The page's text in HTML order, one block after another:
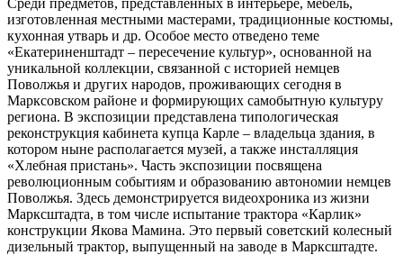
Среди предметов, представленных в интерьере, мебель,
изготовленная местными мастерами, традиционные костюмы,
кухонная утварь и др. Особое место отведено теме
«Екатериненштадт – пересечение культур», основанной на
уникальной коллекции, связанной с историей немцев
Поволжья и других народов, проживающих сегодня в
Марксовском районе и формирующих самобытную культуру
региона. В экспозиции представлена типологическая
реконструкция кабинета купца Карле – владельца здания, в
котором ныне располагается музей, а также инсталляция
«Хлебная пристань». Часть экспозиции посвящена
революционным событиям и образованию автономии немцев
Поволжья. Здесь демонстрируется видеохроника из жизни
Марксштадта, в том числе испытание трактора «Карлик»
конструкции Якова Мамина. Это первый советский колесный
дизельный трактор, выпущенный на заводе в Марксштадте.